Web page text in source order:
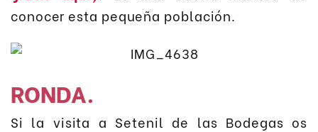
conocer esta pequeña población.
RONDA.
Si la visita a Setenil de las Bodegas os